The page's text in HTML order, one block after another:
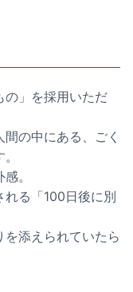
の」を採用いただ
の中にある、ごく
。
れる「100日後に別
添えられていたら